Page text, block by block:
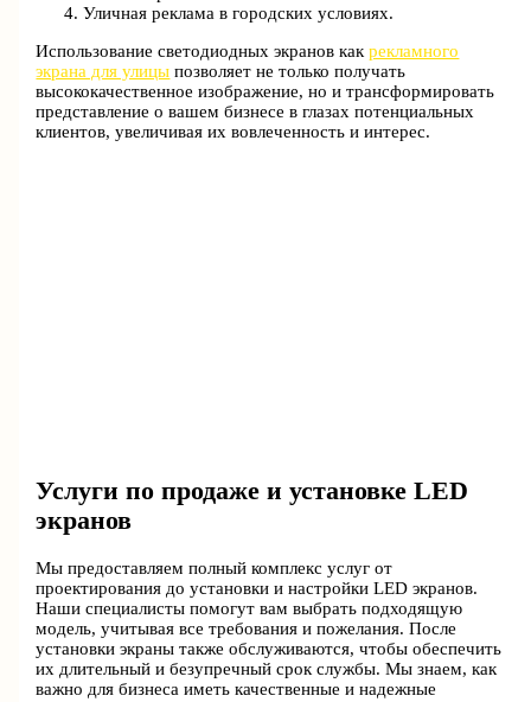
Уличная реклама в городских условиях.
Использование светодиодных экранов какрекламного
экрана для улицы позволяет не только получать
высококачественное изображение, но и трансформировать
представление о вашем бизнесе в глазах потенциальных
клиентов, увеличивая их вовлеченность и интерес.
Услуги по продаже и установке LED
экранов
Мы предоставляем полный комплекс услуг от
проектирования до установки и настройки LED экранов.
Наши специалисты помогут вам выбрать подходящую
модель, учитывая все требования и пожелания. После
установки экраны также обслуживаются, чтобы обеспечить
их длительный и безупречный срок службы. Мы знаем, как
важно для бизнеса иметь качественные и надежные